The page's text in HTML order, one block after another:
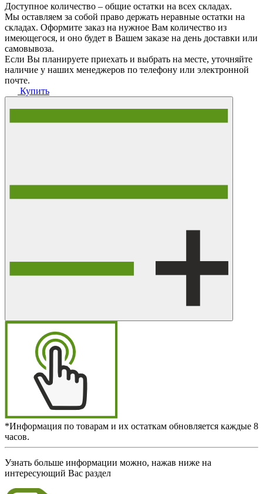
Доступное количество – общие остатки на всех складах.
Мы оставляем за собой право держать неравные остатки на
складах. Оформите заказ на нужное Вам количество из
имеющегося, и оно будет в Вашем заказе на день доставки или
самовывоза.
Если Вы планируете приехать и выбрать на месте, уточняйте
наличие у наших менеджеров по телефону или электронной
почте.
Купить
*Информация по товарам и их остаткам обновляется каждые 8
часов.
Узнать больше информации можно, нажав ниже на
интересующий Вас раздел